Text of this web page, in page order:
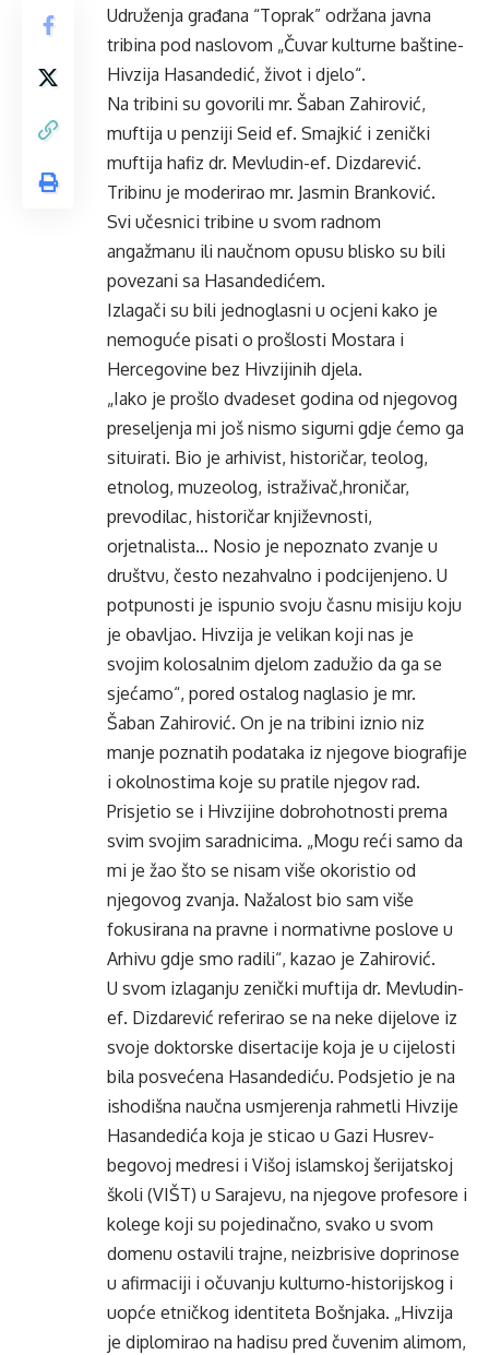
Udruženja građana “Toprak” održana javna
tribina pod naslovom „Čuvar kulturne baštine-
Hivzija Hasandedić, život i djelo“.
Na tribini su govorili mr. Šaban Zahirović,
muftija u penziji Seid ef. Smajkić i zenički
muftija hafiz dr. Mevludin-ef. Dizdarević.
Tribinu je moderirao mr. Jasmin Branković.
Svi učesnici tribine u svom radnom
angažmanu ili naučnom opusu blisko su bili
povezani sa Hasandedićem.
Izlagači su bili jednoglasni u ocjeni kako je
nemoguće pisati o prošlosti Mostara i
Hercegovine bez Hivzijinih djela.
„Iako je prošlo dvadeset godina od njegovog
preseljenja mi još nismo sigurni gdje ćemo ga
situirati. Bio je arhivist, historičar, teolog,
etnolog, muzeolog, istraživač,hroničar,
prevodilac, historičar književnosti,
orjetnalista… Nosio je nepoznato zvanje u
društvu, često nezahvalno i podcijenjeno. U
potpunosti je ispunio svoju časnu misiju koju
je obavljao. Hivzija je velikan koji nas je
svojim kolosalnim djelom zadužio da ga se
sjećamo“, pored ostalog naglasio je mr.
Šaban Zahirović. On je na tribini iznio niz
manje poznatih podataka iz njegove biografije
i okolnostima koje su pratile njegov rad.
Prisjetio se i Hivzijine dobrohotnosti prema
svim svojim saradnicima. „Mogu reći samo da
mi je žao što se nisam više okoristio od
njegovog zvanja. Nažalost bio sam više
fokusirana na pravne i normativne poslove u
Arhivu gdje smo radili“, kazao je Zahirović.
U svom izlaganju zenički muftija dr. Mevludin-
ef. Dizdarević referirao se na neke dijelove iz
svoje doktorske disertacije koja je u cijelosti
bila posvećena Hasandediću. Podsjetio je na
ishodišna naučna usmjerenja rahmetli Hivzije
Hasandedića koja je sticao u Gazi Husrev-
begovoj medresi i Višoj islamskoj šerijatskoj
školi (VIŠT) u Sarajevu, na njegove profesore i
kolege koji su pojedinačno, svako u svom
domenu ostavili trajne, neizbrisive doprinose
u afirmaciji i očuvanju kulturno-historijskog i
uopće etničkog identiteta Bošnjaka. „Hivzija
je diplomirao na hadisu pred čuvenim alimom,